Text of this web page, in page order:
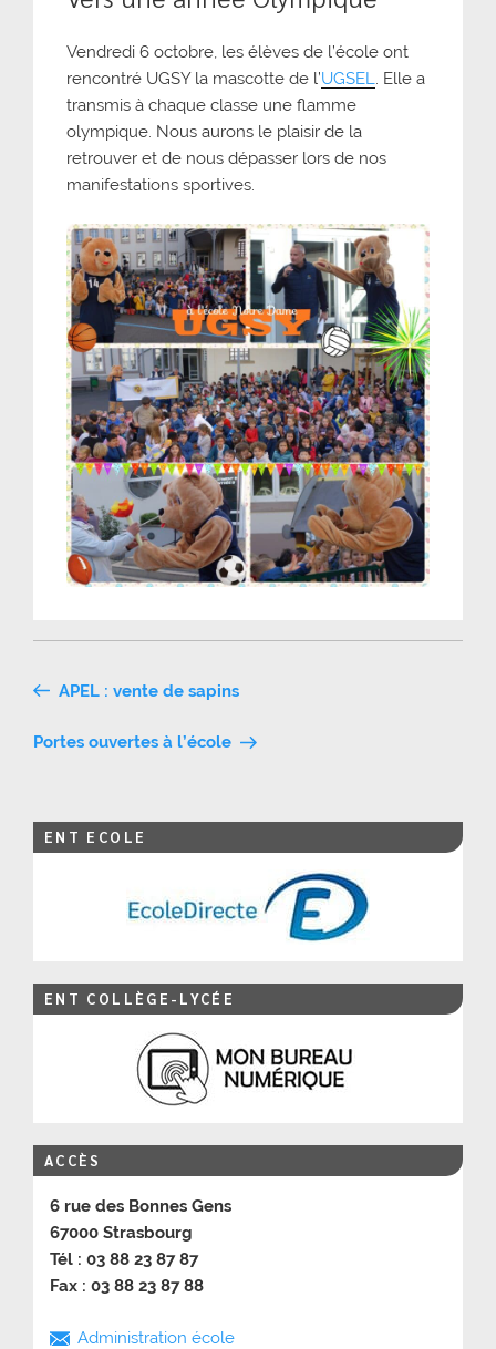
Vendredi 6 octobre, les élèves de l’école ont
rencontré UGSY la mascotte de l’UGSEL. Elle a
transmis à chaque classe une flamme
olympique. Nous aurons le plaisir de la
retrouver et de nous dépasser lors de nos
manifestations sportives.
Navigation
de
APEL : vente de sapins
Portes ouvertes à l’école
ENT ECOLE
ENT COLLÈGE-LYCÉE
ACCÈS
6 rue des Bonnes Gens
67000 Strasbourg
Tél : 03 88 23 87 87
Fax : 03 88 23 87 88
Administration école